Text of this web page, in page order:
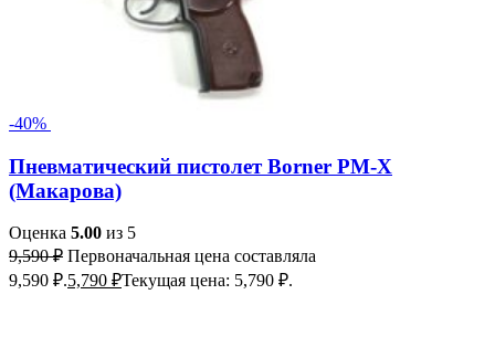
-40%
Пневматический пистолет Borner PM-X
(Макарова)
Оценка 5.00 из 5
9,590₽ Первоначальная цена составляла
9,590 ₽.5,790 ₽Текущая цена: 5,790 ₽.